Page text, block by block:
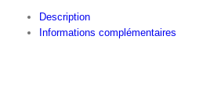
Description
Informations complémentaires